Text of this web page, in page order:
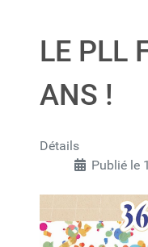
LE PLL
ANS !
Détails
Publié le